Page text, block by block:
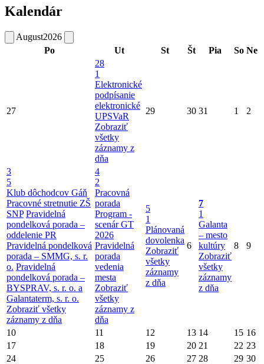
Kalendár
August2026
Po
Ut St Št Pia So Ne
27
28
1
Elektronické
podpísanie
elektronické
UPSVaR
Zobraziť
všetky
záznamy z
dňa
29 30 31 1 2
3
5
Klub dôchodcov Gáň
Pracovné stretnutie ZŠ
SNP Pravidelná
pondelková porada –
oddelenie PR
Pravidelná pondelková
porada – SMMG, s. r.
o. Pravidelná
pondelková porada –
BYSPRAV, s. r. o. a
Galantaterm, s. r. o.
Zobraziť všetky
záznamy z dňa
4
2
Pracovná
porada
Program -
scenár GT
2026
Pravidelná
porada
vedenia
mesta
Zobraziť
všetky
záznamy z
dňa
5
1
Plánovaná
dovolenka
Zobraziť
všetky
záznamy
z dňa
6
7
1
Galanta
– mesto
kultúry
Zobraziť
všetky
záznamy
z dňa
8 9
10 11 12 13 14 15 16
17
18 19 20 21 22 23
24
25 26 27 28 29 30